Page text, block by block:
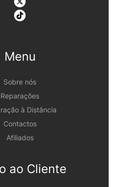
Menu
Sobre nós
Reparações
à Distância
Contactos
Afiliados
ao Cliente